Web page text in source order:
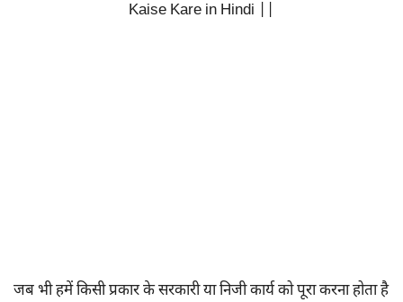
Kaise Kare in Hindi ||
जब भी हमें किसी प्रकार के सरकारी या निजी कार्य को पूरा करना होता है